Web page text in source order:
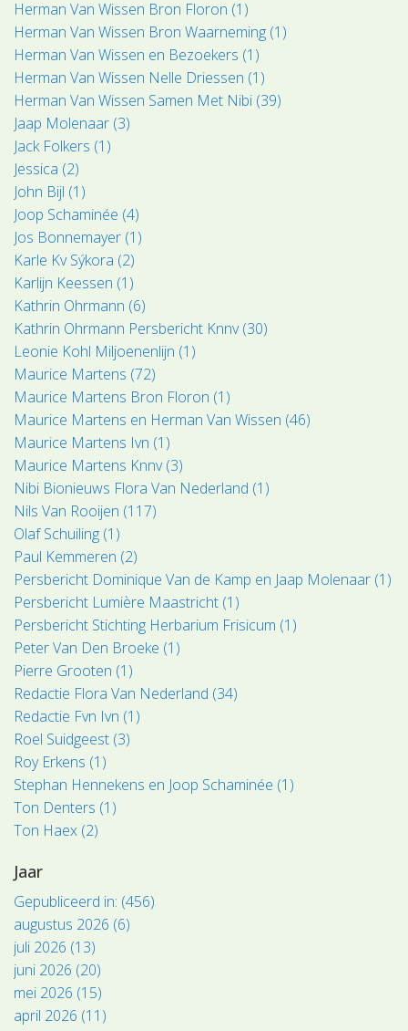
Herman Van Wissen Bron Floron (1)
Herman Van Wissen Bron Waarneming (1)
Herman Van Wissen en Bezoekers (1)
Herman Van Wissen Nelle Driessen (1)
Herman Van Wissen Samen Met Nibi (39)
Jaap Molenaar (3)
Jack Folkers (1)
Jessica (2)
John Bijl (1)
Joop Schaminée (4)
Jos Bonnemayer (1)
Karle Kv Sýkora (2)
Karlijn Keessen (1)
Kathrin Ohrmann (6)
Kathrin Ohrmann Persbericht Knnv (30)
Leonie Kohl Miljoenenlijn (1)
Maurice Martens (72)
Maurice Martens Bron Floron (1)
Maurice Martens en Herman Van Wissen (46)
Maurice Martens Ivn (1)
Maurice Martens Knnv (3)
Nibi Bionieuws Flora Van Nederland (1)
Nils Van Rooijen (117)
Olaf Schuiling (1)
Paul Kemmeren (2)
Persbericht Dominique Van de Kamp en Jaap Molenaar (1)
Persbericht Lumière Maastricht (1)
Persbericht Stichting Herbarium Frisicum (1)
Peter Van Den Broeke (1)
Pierre Grooten (1)
Redactie Flora Van Nederland (34)
Redactie Fvn Ivn (1)
Roel Suidgeest (3)
Roy Erkens (1)
Stephan Hennekens en Joop Schaminée (1)
Ton Denters (1)
Ton Haex (2)
Jaar
Gepubliceerd in: (456)
augustus 2026 (6)
juli 2026 (13)
juni 2026 (20)
mei 2026 (15)
april 2026 (11)